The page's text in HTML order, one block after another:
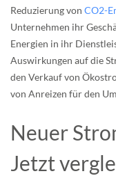
Reduzierung von CO2-
Unternehmen ihr
Energien in ihr
Auswirkungen auf die
den Verkauf von
von Anreizen für den
Neuer
Jetzt